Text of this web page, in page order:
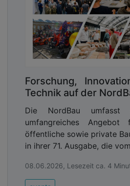
Forschung,
Technik auf der
Die NordBau
umfangreiches Angebot
öffentliche sowie private
in ihrer 71. Ausgabe, die
08.06.2026, Lesezeit ca. 4